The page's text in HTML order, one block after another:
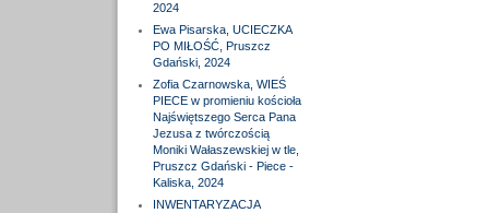
2024
Ewa Pisarska, UCIECZKA
PO MIŁOŚĆ, Pruszcz
Gdański, 2024
Zofia Czarnowska, WIEŚ
PIECE w promieniu kościoła
Najświętszego Serca Pana
Jezusa z twórczością
Moniki Wałaszewskiej w tle,
Pruszcz Gdański - Piece -
Kaliska, 2024
INWENTARYZACJA